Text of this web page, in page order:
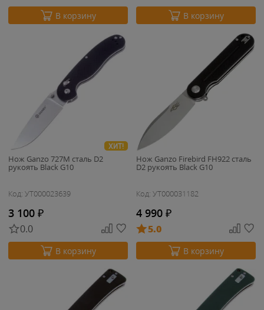
В корзину В корзину
ХИТ!
Нож Ganzo 727M cталь D2
рукоять Black G10
Код: УТ000023639
3 100 ₽
0.0
В корзину
Нож Ganzo Firebird FH922 cталь
D2 рукоять Black G10
Код: УТ000031182
4 990 ₽
5.0
В корзину